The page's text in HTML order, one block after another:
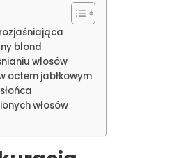
blond
włosów
octem jabłkowym
włosów